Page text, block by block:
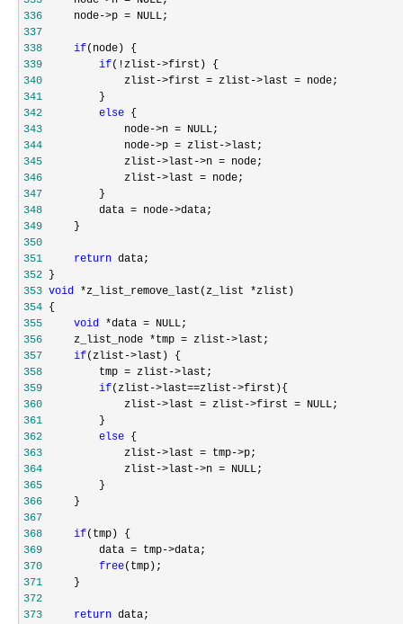
336
     node->p =
337
338
if
339
if(!zlist->
340
             zlist->first = zlist->last =
341
342
else
343
             node->n =
344
             node->p = zlist->
345
             zlist->last->n =
346
             zlist->last =
347
348
         data = node->
349
350
351
return
352
353 void *z_list_remove_last(z_list *
354
355
void *data =
356
     z_list_node *tmp = zlist->
357
if(zlist->
358
         tmp = zlist->
359
if(zlist->last==zlist->
360
             zlist->last = zlist->first =
361
362
else
363
             zlist->last = tmp->
364
             zlist->last->n =
365
366
367
368
if
369
         data = tmp->
370
free
371
372
373
return